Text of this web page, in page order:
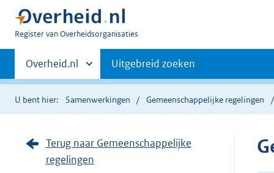
U
Register van Overheidsorganisaties
Primaire
navigatie
Andere
sites
binnen
Overheid.nl Uitgebreid zoeken
U bent hier: Samenwerkingen Gemeenschappelijke regelingen
Terug naar Gemeenschappelijke
regelingen